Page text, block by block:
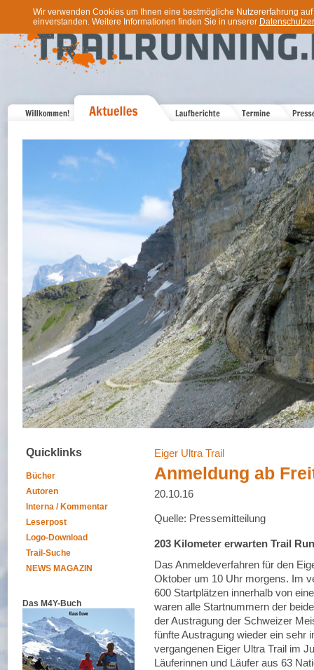
Wir verwenden Cookies um Ihnen eine bestmögliche Nutzererfahrung
einverstanden. Weitere Informationen finden Sie in unserer
Quicklinks
Bücher
Autoren
Interna / Kommentar
Leserpost
Logo-Download
Trail-Suche
NEWS MAGAZIN
Das M4Y-Buch
Eiger Ultra Trail
Anmeldung ab
20.10.16
Quelle: Pressemitteilung
203 Kilometer erwarten Trail
Das Anmeldeverfahren für den
Oktober um 10 Uhr morgens. Im
600 Startplätzen innerhalb von
waren alle Startnummern der
der Austragung der Schweizer
fünfte Austragung wieder ein sehr
vergangenen Eiger Ultra Trail im
Läuferinnen und Läufer aus 63